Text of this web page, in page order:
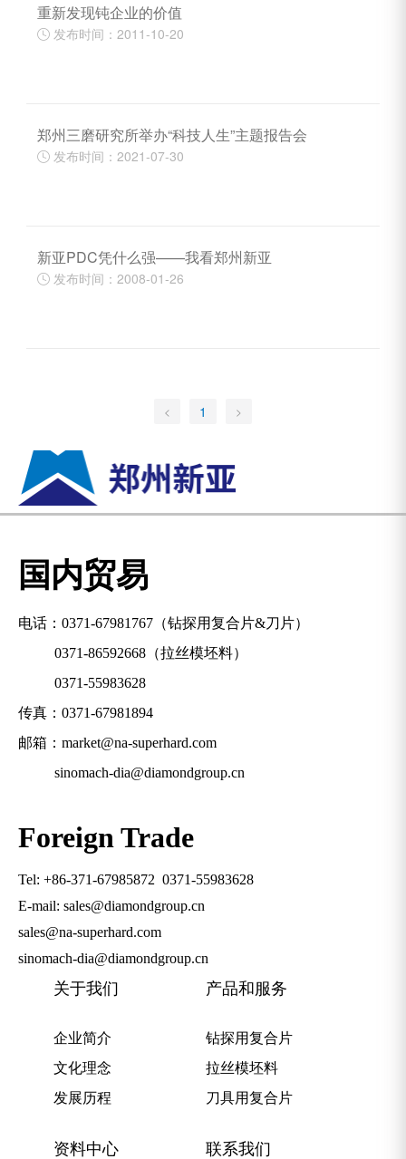
重新发现钝企业的价值
 发布时间：2011-10-20
郑州三磨研究所举办“科技人生”主题报告会
 发布时间：2021-07-30
新亚PDC凭什么强——我看郑州新亚
 发布时间：2008-01-26
< 1 >
国内贸易
电话：0371-67981767 （钻探用复合片&刀片）
0371-86592668 （拉丝模坯料）
0371-55983628
传真：0371-67981894
邮箱：market@na-superhard.com
sinomach-dia@diamondgroup.cn
Foreign Trade
Tel: +86-371-67985872 0371-55983628
E-mail: sales@diamondgroup.cn
sales@na-superhard.com
sinomach-dia@diamondgroup.cn
关于我们
企业简介
文化理念
发展历程
产品和服务
钻探用复合片
拉丝模坯料
刀具用复合片
资料中心 联系我们